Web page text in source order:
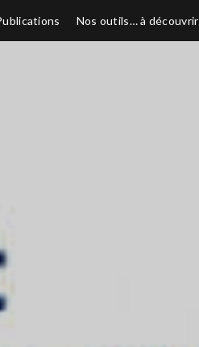
Nos outils… à découvrir